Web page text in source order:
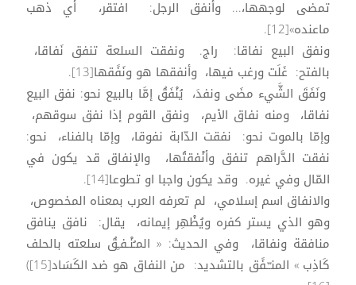
تمضى لوجهها،... وأنفق الرجل: افتقر، أي ذهب
ماعنده»[12].
ونفق البيع نفاقا: راج. ونفقت السلعة تنفق نَفاقا،
بالفتح: غَلَت ورغب فيها، وأنفقها هو ونَفًقها[13].
ونَفَقَ الشَّيء مضَى ونفدَ، يُنْفَقُ إمَّا بالبيع نحو: نفق البيع
نفاقا، ومنه نفاق الأيم، ونفق القوم إذا نفق سوقهم،
وإمّا بالموت نحو: نفقت الدّابة نفوقا، وإمّا بالفناء، نحو:
نفقت الدَّراهم تنفق وأنْفقتُها، والإنفاق قد يكون في
المّال وفي غيره. وقد يكون واجبا او تطوعا[14].
والانفاق اسم إسلامي، لم تعرفه العرب بمعناه المخصوص،
وهو الذي يستر كفره ويُظْهِر إيمانه، يقال: نافق ينافق
منافقة ونفاقا، وفي الحديث: « المـُنْـفـِقُ سلعته بالحلف
كَاذِب » المنـّـفًق بالتشديد: من النفاق هو ضد الكَسَاد[15])